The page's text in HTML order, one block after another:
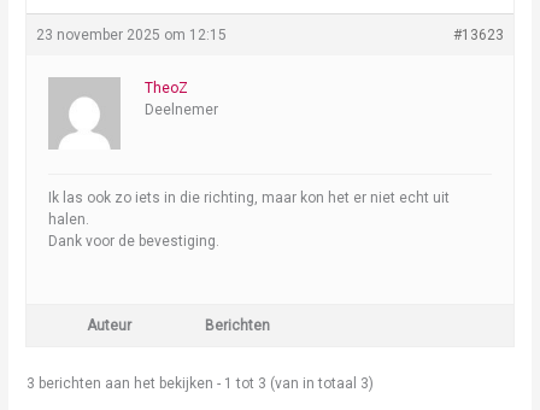
23 november 2025 om 12:15 #13623
TheoZ
Deelnemer
Ik las ook zo iets in die richting, maar kon het er niet echt uit
halen.
Dank voor de bevestiging.
Auteur Berichten
3 berichten aan het bekijken - 1 tot 3 (van in totaal 3)